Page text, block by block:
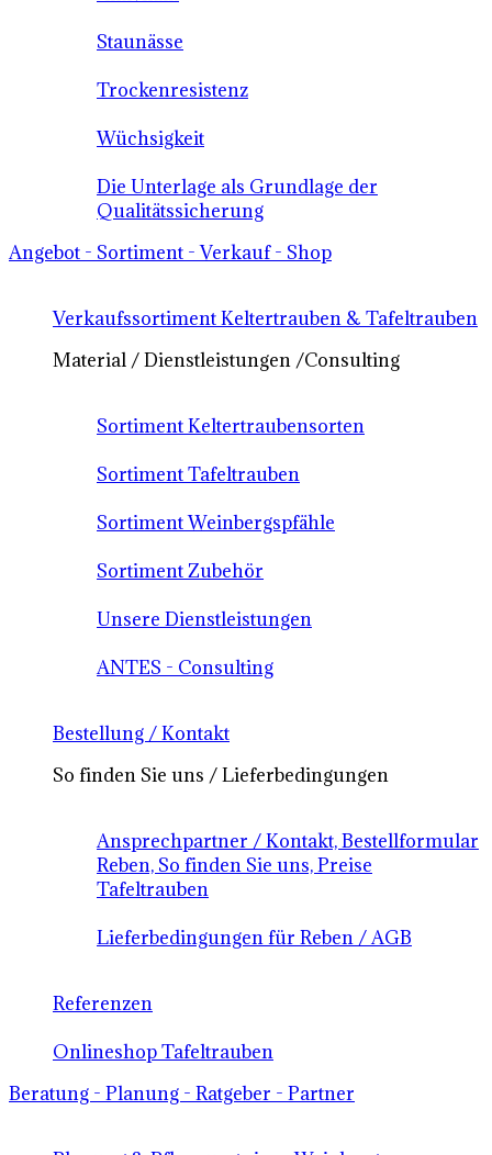
Staunässe
Trockenresistenz
Wüchsigkeit
Die Unterlage als Grundlage der
Qualitätssicherung
Angebot - Sortiment - Verkauf - Shop
Verkaufssortiment Keltertrauben & Tafeltrauben
Material / Dienstleistungen /Consulting
Sortiment Keltertraubensorten
Sortiment Tafeltrauben
Sortiment Weinbergspfähle
Sortiment Zubehör
Unsere Dienstleistungen
ANTES - Consulting
Bestellung / Kontakt
So finden Sie uns / Lieferbedingungen
Ansprechpartner / Kontakt, Bestellformular
Reben, So finden Sie uns, Preise
Tafeltrauben
Lieferbedingungen für Reben / AGB
Referenzen
Onlineshop Tafeltrauben
Beratung - Planung - Ratgeber - Partner